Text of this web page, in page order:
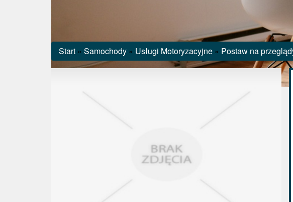
Start » Samochody » Usługi Motoryzacyjne » Postaw na